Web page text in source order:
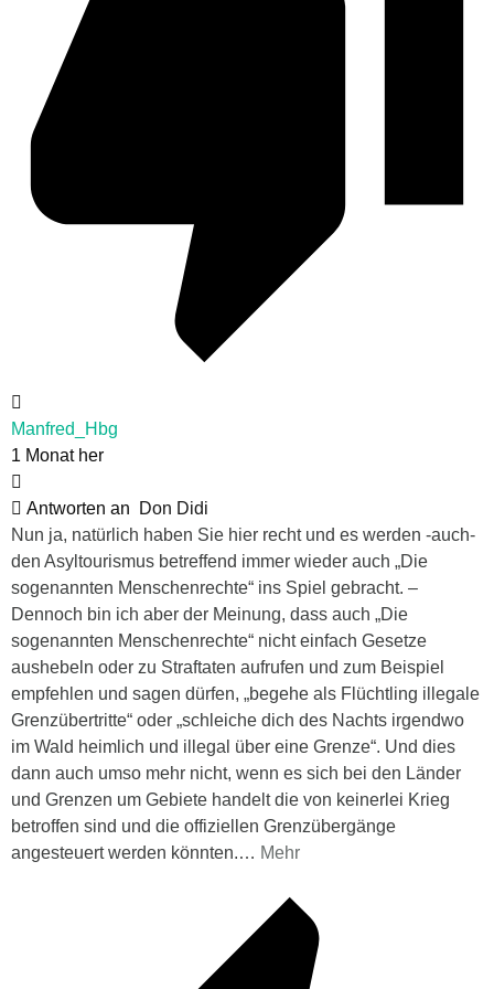
Manfred_Hbg
1 Monat her
Antworten an
Don Didi
Nun ja, natürlich haben Sie hier recht und es werden -auch-
den Asyltourismus betreffend immer wieder auch „Die
sogenannten Menschenrechte“ ins Spiel gebracht. –
Dennoch bin ich aber der Meinung, dass auch „Die
sogenannten Menschenrechte“ nicht einfach Gesetze
aushebeln oder zu Straftaten aufrufen und zum Beispiel
empfehlen und sagen dürfen, „begehe als Flüchtling illegale
Grenzübertritte“ oder „schleiche dich des Nachts irgendwo
im Wald heimlich und illegal über eine Grenze“. Und dies
dann auch umso mehr nicht, wenn es sich bei den Länder
und Grenzen um Gebiete handelt die von keinerlei Krieg
betroffen sind und die offiziellen Grenzübergänge
angesteuert werden könnten.… Mehr